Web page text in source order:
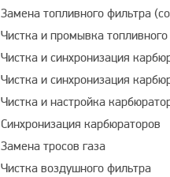
Замена топливного фильтра
Чистка и промывка
Чистка и синхронизация
Чистка и синхронизация
Чистка и настройка
Синхронизация карбюраторов
Замена тросов газа
Чистка воздушного фильтра